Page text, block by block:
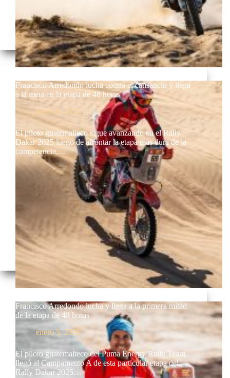
Francisco Arredondo lucha contra el cansancio y llega
a la meta en la etapa de 48 horas
enero 6, 2025
El piloto guatemalteco sigue avanzando en el Rally
Dakar 2025 luego de afrontar la etapa más dura de la
competencia,…
Francisco Arredondo lucha y llega a la primera mitad
de la etapa de 48 horas
enero 5, 2025
El piloto guatemalteco del Puma Energy Rally Team
llegó al Campamento A de esta particular etapa del
Rally Dakar 2025…